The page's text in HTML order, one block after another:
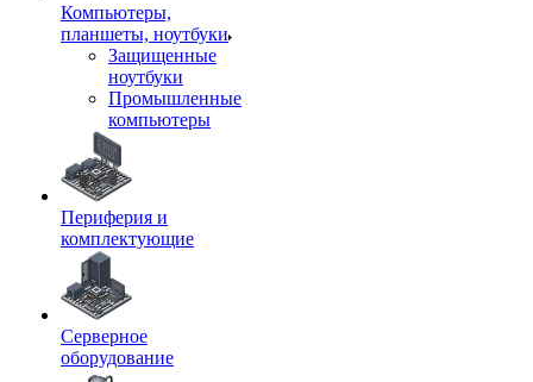
Компьютеры,
планшеты, ноутбуки
Защищенные
ноутбуки
Промышленные
компьютеры
Периферия и
комплектующие
Серверное
оборудование